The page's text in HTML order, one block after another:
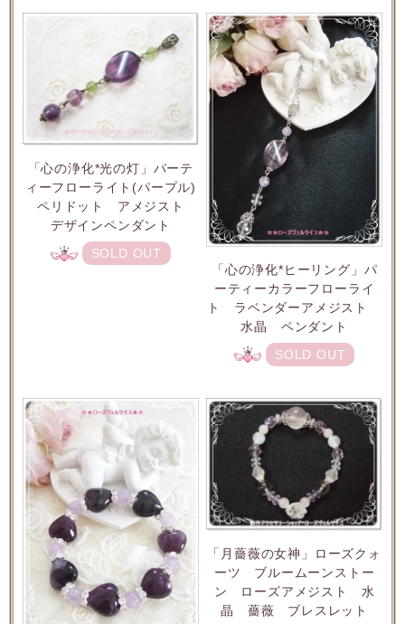
「心の浄化*光の灯」パーテ
ィーフローライト(パープル)
ペリドット アメジスト
デザインペンダント
SOLD OUT
「心の浄化*ヒーリング」パ
ーティーカラーフローライ
ト ラベンダーアメジスト
水晶 ペンダント
SOLD OUT
「月薔薇の女神」ローズクォ
ーツ ブルームーンストー
ン ローズアメジスト 水
晶 薔薇 ブレスレット